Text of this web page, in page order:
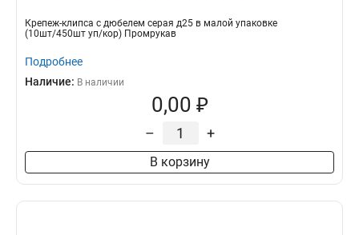
Крепеж-клипса с дюбелем серая д25 в малой упаковке
(10шт/450шт уп/кор) Промрукав
Подробнее
Наличие: В наличии
0,00 ₽
– +
В корзину